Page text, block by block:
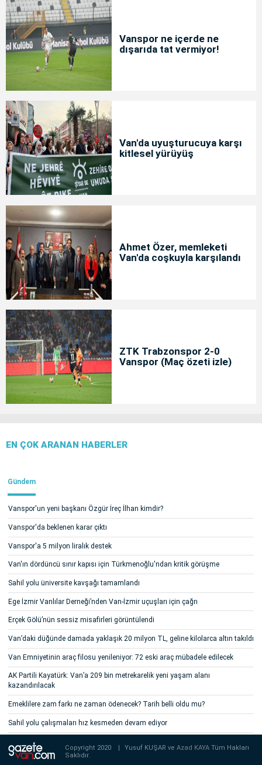
Vanspor ne içerde ne
dışarıda tat vermiyor!
Van'da uyuşturucuya karşı
kitlesel yürüyüş
Ahmet Özer, memleketi
Van'da coşkuyla karşılandı
ZTK Trabzonspor 2-0
Vanspor (Maç özeti izle)
EN ÇOK ARANAN HABERLER
Gündem
Vanspor'un yeni başkanı Özgür İreç İlhan kimdir?
Vanspor'da beklenen karar çıktı
Vanspor'a 5 milyon liralık destek
Van'ın dördüncü sınır kapısı için Türkmenoğlu'ndan kritik görüşme
Sahil yolu üniversite kavşağı tamamlandı
Ege İzmir Vanlılar Derneği’nden Van-İzmir uçuşları için çağrı
Erçek Gölü’nün sessiz misafirleri görüntülendi
Van’daki düğünde damada yaklaşık 20 milyon TL, geline kilolarca altın takıldı
Van Emniyetinin araç filosu yenileniyor: 72 eski araç mübadele edilecek
AK Partili Kayatürk: Van’a 209 bin metrekarelik yeni yaşam alanı
kazandırılacak
Emeklilere zam farkı ne zaman ödenecek? Tarih belli oldu mu?
Sahil yolu çalışmaları hız kesmeden devam ediyor
Copyright 2020 Yusuf KUŞAR veAzad KAYATüm Hakları
Saklıdır.